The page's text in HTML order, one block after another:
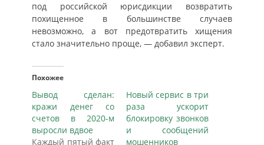
под российской юрисдикции возвратить
похищенное в большинстве случаев
невозможно, а вот предотвратить хищения
стало значительно проще, — добавил эксперт.
Похожее
Вывод сделан:
кражи денег со
счетов в 2020-м
выросли вдвое
Каждый пятый факт
Новый сервис в три
раза ускорит
блокировку звонков
и сообщений
мошенников